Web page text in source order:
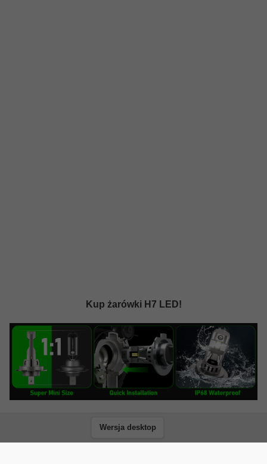
Kup żarówki H7 LED!
Wersja desktop